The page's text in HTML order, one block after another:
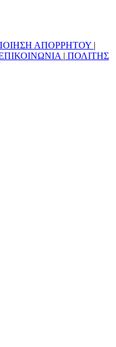
ΑΠΟΡΡΗΤΟΥ |
| ΠΟΛΙΤΗΣ